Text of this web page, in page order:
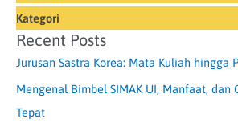
Kategori
Recent Posts
Jurusan Sastra Korea: Mata Kuliah hingga
Mengenal Bimbel SIMAK UI, Manfaat, dan
Tepat